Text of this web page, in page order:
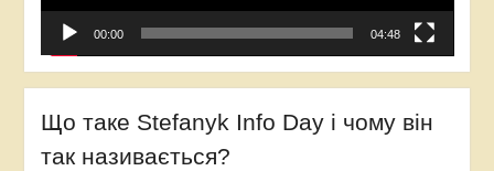
00:00 04:48
Що таке Stefanyk Info Day і чому він
так називається?